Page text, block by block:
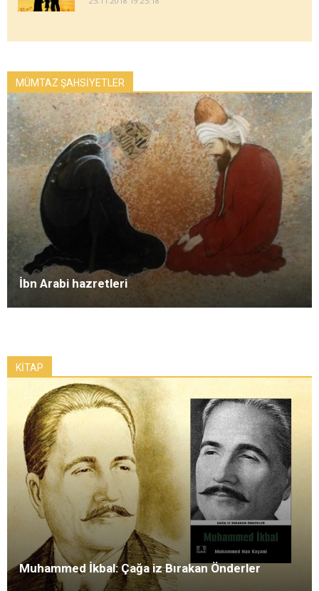
MÜMTAZ ŞAHSİYETLER
İbn Arabi hazretleri
KİTAP
Muhammed İkbal: Çağa iz Bırakan Önderler